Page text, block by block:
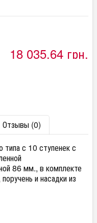
18 035,64 грн.
Отзывы (0)
типа с 10 ступенек с
86 мм., в комплекте
и насадки из